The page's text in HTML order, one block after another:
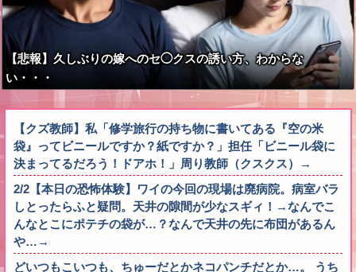
【悲報】久しぶりの嫁へのセ◯クスの誘い方、わからな
い・・・
【クズ教師】私「修学旅行の持ち物に書いてある『空の米
袋』ってビニールですか？紙ですか？」担任「ビニール袋に
決まってるだろう！ドアホ！」周り教師（クスクス）→
2/2【本日の恐怖体験】ワイの今回の現場は廃病院。病室バラ
しとったらふと疑問。天井の隙間が少なスギィ！→なんでこ
んなとこにポテチの袋が…？なんで天井の先に布団があるん
や…→
どいつもこいつも、ちゅーだとかネコパンチだとか…。 うち